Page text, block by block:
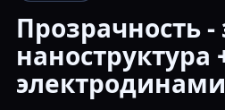
Прозрачность -
наноструктура